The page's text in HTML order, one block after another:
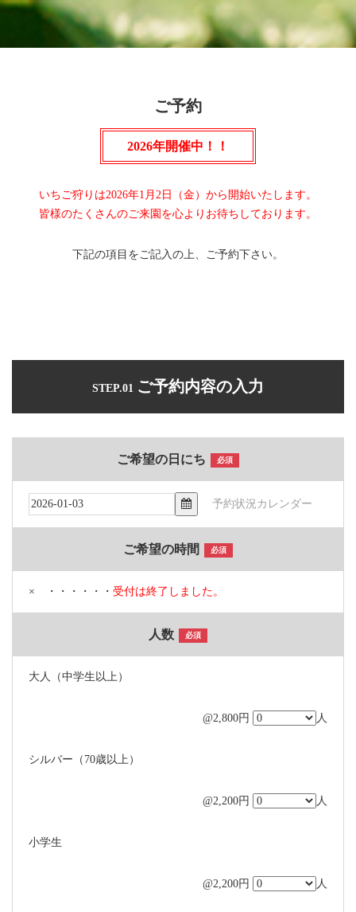
ご予約
2026年開催中！！
いちご狩りは2026年1月2日（金）から開始いたします。
皆様のたくさんのご来園を心よりお待ちしております。
下記の項目をご記入の上、ご予約下さい。
STEP.01 ご予約内容の入力
ご希望の日にち 必須
予約状況カレンダー
ご希望の時間 必須
× ・・・・・・ 受付は終了しました。
人数 必須
大人（中学生以上）
@2,800円 人
シルバー（70歳以上）
@2,200円 人
小学生
@2,200円 人